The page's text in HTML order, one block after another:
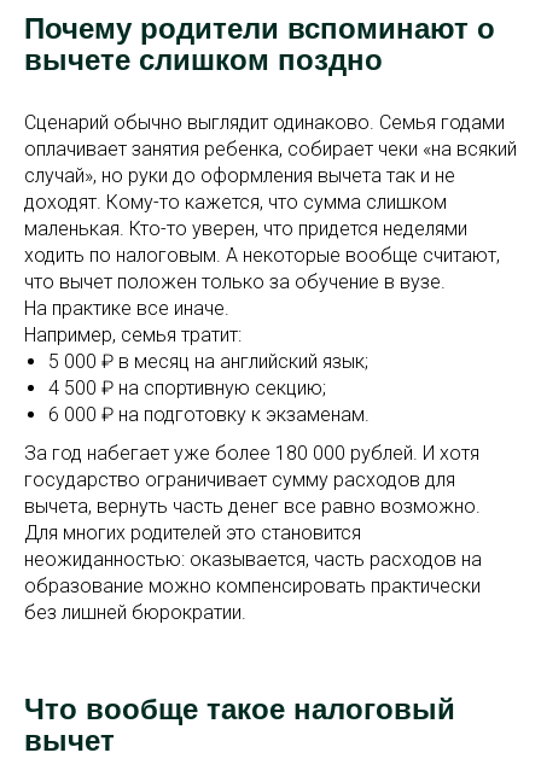
Почему родители вспоминают о
вычете слишком поздно
Сценарий обычно выглядит одинаково. Семья годами
оплачивает занятия ребенка, собирает чеки «на всякий
случай», но руки до оформления вычета так и не
доходят. Кому-то кажется, что сумма слишком
маленькая. Кто-то уверен, что придется неделями
ходить по налоговым. А некоторые вообще считают,
что вычет положен только за обучение в вузе.
На практике все иначе.
Например, семья тратит:
5 000 ₽ в месяц на английский язык;
4 500 ₽ на спортивную секцию;
6 000 ₽ на подготовку к экзаменам.
За год набегает уже более 180 000 рублей. И хотя
государство ограничивает сумму расходов для
вычета, вернуть часть денег все равно возможно.
Для многих родителей это становится
неожиданностью: оказывается, часть расходов на
образование можно компенсировать практически
без лишней бюрократии.
Что вообще такое налоговый
вычет